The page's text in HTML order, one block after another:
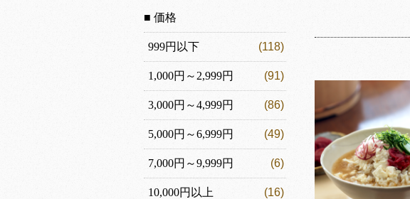
■ 価格
999円以下 (118)
1,000円～2,999円 (91)
3,000円～4,999円 (86)
5,000円～6,999円 (49)
7,000円～9,999円 (6)
10,000円以上 (16)